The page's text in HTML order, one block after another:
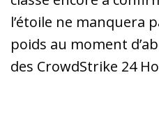
l’étoile ne manquera
poids au moment
des CrowdStrike 24